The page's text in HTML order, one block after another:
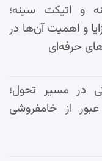
و اتیکت سینه؛
و اهمیت آن‌ها در
حرفه‌ای
در مسیر تحول؛
از خامفروشی